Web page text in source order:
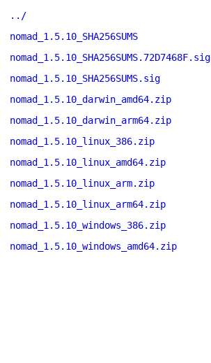
../
nomad_1.5.10_SHA256SUMS
nomad_1.5.10_SHA256SUMS.72D7468F.sig
nomad_1.5.10_SHA256SUMS.sig
nomad_1.5.10_darwin_amd64.zip
nomad_1.5.10_darwin_arm64.zip
nomad_1.5.10_linux_386.zip
nomad_1.5.10_linux_amd64.zip
nomad_1.5.10_linux_arm.zip
nomad_1.5.10_linux_arm64.zip
nomad_1.5.10_windows_386.zip
nomad_1.5.10_windows_amd64.zip